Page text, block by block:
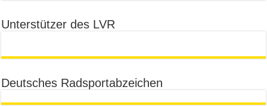
Unterstützer des LVR
Deutsches Radsportabzeichen